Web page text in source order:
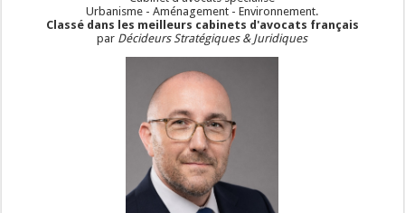
Urbanisme - Aménagement - Environnement.
Classé dans les meilleurs cabinets d'avocats français
par Décideurs Stratégiques & Juridiques